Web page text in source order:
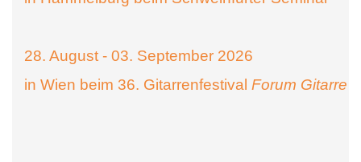
28. August - 03. September 2026
in Wien beim 36. Gitarrenfestival Forum Gitarre